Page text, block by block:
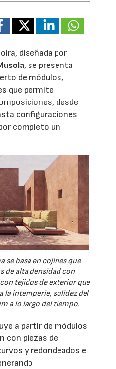
diseñada por
, se presenta
de módulos,
que permite
desde
configuraciones
completo un
se basa en cojines que
de alta densidad con
tejidos de exterior que
la intemperie, solidez del
a lo largo del tiempo.
a partir de módulos
con piezas de
y redondeados e